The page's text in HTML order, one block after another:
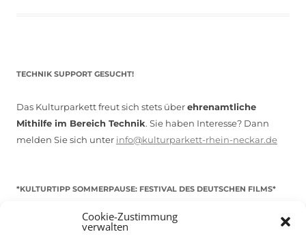
Cookie-Zustimmung
verwalten
TECHNIK SUPPORT GESUCHT!
Das Kulturparkett freut sich stets überehrenamtliche
Mithilfe im Bereich Technik. Sie haben Interesse? Dann
melden Sie sich unter info@kulturparkett-rhein-neckar.de
*KULTURTIPP SOMMERPAUSE: FESTIVAL DES DEUTSCHEN FILMS*